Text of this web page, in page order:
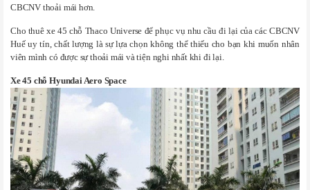
CBCNV thoải mái hơn.
Cho thuê xe 45 chỗ Thaco Universe để phục vụ nhu cầu đi lại của các CBCNV
Huế uy tín, chất lượng là sự lựa chọn không thể thiếu cho bạn khi muốn nhân
viên mình có được sự thoải mái và tiện nghi nhất khi đi lại.
Xe 45 chỗHyundai Aero Space